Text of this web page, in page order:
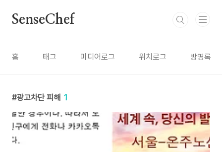
SenseChef
홈 태그 미디어로그 위치로그 방명록
광고차단 피해 1